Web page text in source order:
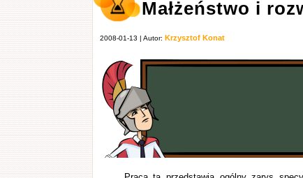
Małżeństwo i
2008-01-13 | Autor: Krzysztof Konat